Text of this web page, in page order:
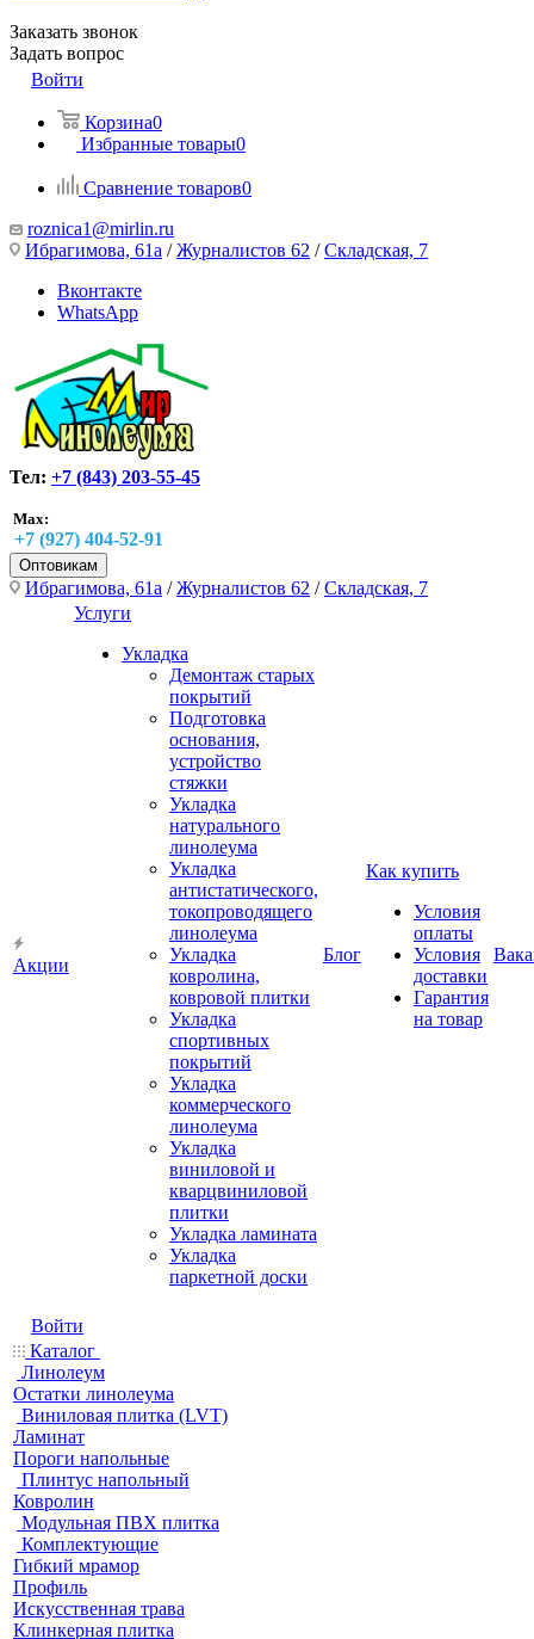
Заказать звонок
Задать вопрос
Войти
Корзина0
Избранные товары0
Сравнение товаров0
roznica1@mirlin.ru
Ибрагимова, 61а /Журналистов 62 /Складская, 7
Вконтакте
WhatsApp
Тел: +7 (843) 203-55-45
Max:
+7 (927) 404-52-91
Оптовикам
Ибрагимова, 61а /Журналистов 62 /Складская, 7
Акции
Услуги
Укладка
Демонтаж старых
покрытий
Подготовка
основания,
устройство
стяжки
Укладка
натурального
линолеума
Укладка
антистатического,
токопроводящего
линолеума
Укладка
ковролина,
ковровой плитки
Укладка
спортивных
покрытий
Укладка
коммерческого
линолеума
Укладка
виниловой и
кварцвиниловой
плитки
Укладка ламината
Укладка
паркетной доски
Блог
Как купить
Условия
оплаты
Условия
доставки
Гарантия
на товар
Войти
Каталог
Линолеум
Остатки линолеума
Виниловая плитка (LVT)
Ламинат
Пороги напольные
Плинтус напольный
Ковролин
Модульная ПВХ плитка
Комплектующие
Гибкий мрамор
Профиль
Искусственная трава
Клинкерная плитка